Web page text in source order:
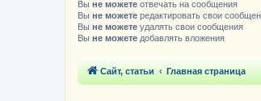
Вы не можете отвечать на сообщения
Вы не можете редактировать свои
Вы не можете удалять свои сообщения
Вы не можете добавлять вложения
Сайт, статьи Главная страница